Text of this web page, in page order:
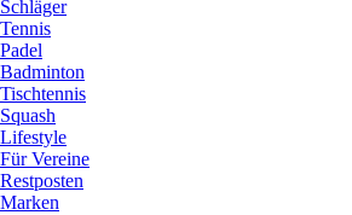
Schläger
Tennis
Padel
Badminton
Tischtennis
Squash
Lifestyle
Für Vereine
Restposten
Marken